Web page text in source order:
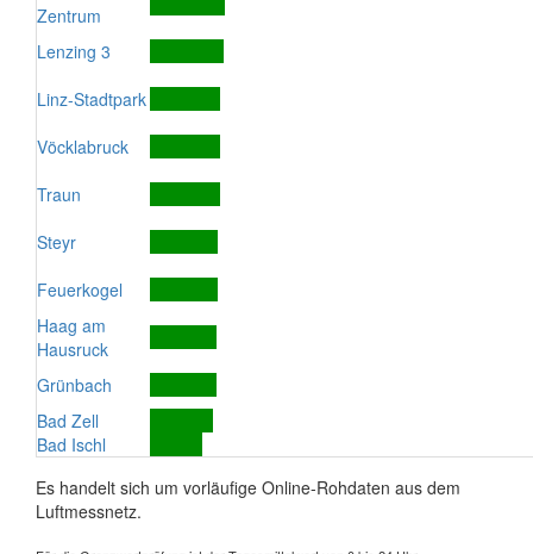
Zentrum
Lenzing 3
Linz-Stadtpark
Vöcklabruck
Traun
Steyr
Feuerkogel
Haag am
Hausruck
Grünbach
Bad Zell
Bad Ischl
Es handelt sich um vorläufige Online-Rohdaten aus dem
Luftmessnetz.